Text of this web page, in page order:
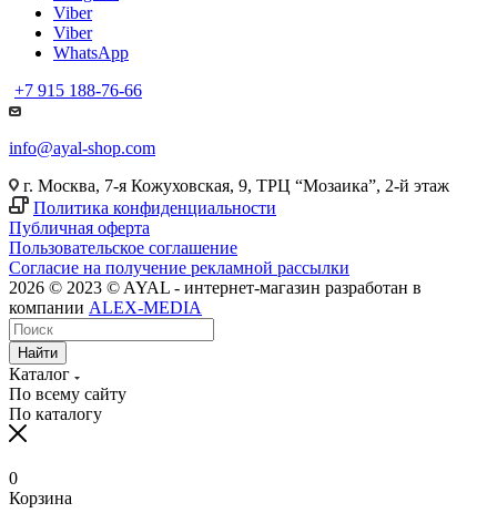
Viber
Viber
WhatsApp
+7 915 188-76-66
info@ayal-shop.com
г. Москва, 7-я Кожуховская, 9, ТРЦ “Мозаика”, 2-й этаж
Политика конфиденциальности
Публичная оферта
Пользовательское соглашение
Согласие на получение рекламной рассылки
2026 © 2023 © AYAL - интернет-магазин разработан в
компании ALEX-MEDIA
Найти
Каталог
По всему сайту
По каталогу
0
Корзина